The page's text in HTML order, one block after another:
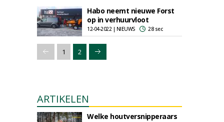
Habo neemt nieuwe Forst
op in verhuurvloot
12-04-2022 | NIEUWS 28 sec
1 2
ARTIKELEN
Welke houtversnipperaars